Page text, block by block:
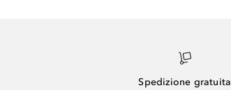
Spedizione gratuita